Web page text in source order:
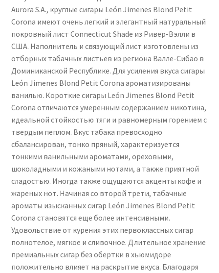
Aurora S.A., круглые сигары León Jimenes Blond Petit
Corona имеют очень легкий и элегантный натуральный
покровный лист Connecticut Shade из Ривер-Вэлли в
США. Наполнитель и связующий лист изготовлены из
отборных табачных листьев из региона Валле-Сибао в
Доминиканской Республике. Для усиления вкуса сигары
León Jimenes Blond Petit Corona ароматизированы
ванилью. Короткие сигары León Jimenes Blond Petit
Corona отличаются умеренным содержанием никотина,
идеальной стойкостью тяги и равномерным горением с
твердым пеплом. Вкус табака превосходно
сбалансирован, тонко пряный, характеризуется
тонкими ванильными ароматами, ореховыми,
шоколадными и кожаными нотами, а также приятной
сладостью. Иногда также ощущаются акценты кофе и
жареных нот. Начиная со второй трети, табачные
ароматы изысканных сигар León Jimenes Blond Petit
Corona становятся еще более интенсивными.
Удовольствие от курения этих первоклассных сигар
полнотелое, мягкое и сливочное. Длительное хранение
премиальных сигар без обертки в хьюмидоре
положительно влияет на раскрытие вкуса. Благодаря